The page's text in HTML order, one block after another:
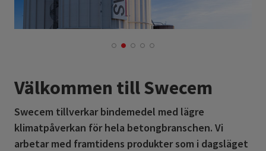
Välkommen till Swecem
Swecem tillverkar bindemedel med lägre
klimatpåverkan för hela betongbranschen. Vi
arbetar med framtidens produkter som i dagsläget